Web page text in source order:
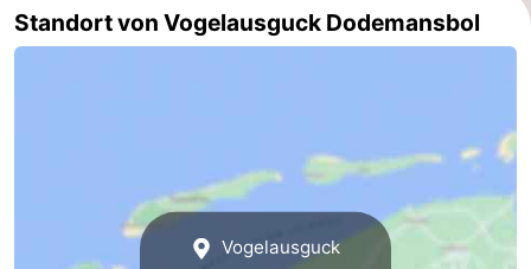
Standort von Vogelausguck Dodemansbol
Vogelausguck